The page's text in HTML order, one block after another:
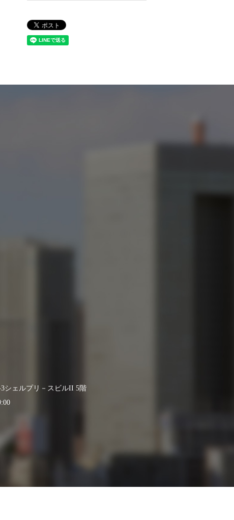
シェルプリ－スビルII 5階